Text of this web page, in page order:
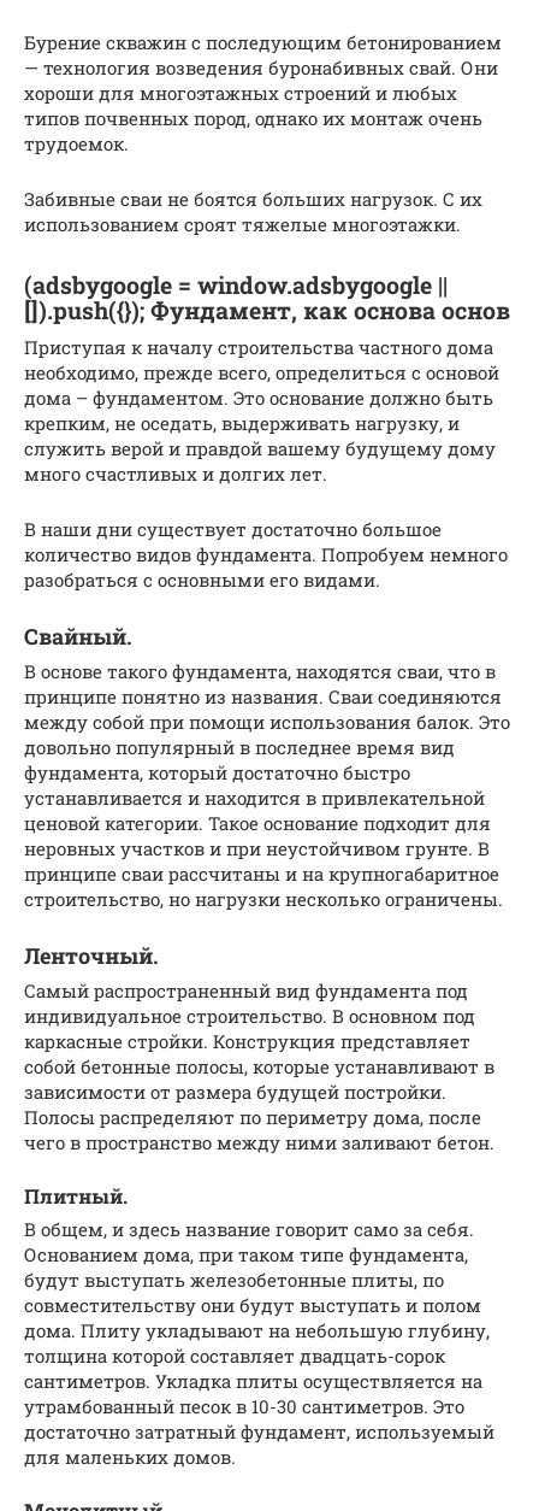
Бурение скважин с последующим бетонированием
— технология возведения буронабивных свай. Они
хороши для многоэтажных строений и любых
типов почвенных пород, однако их монтаж очень
трудоемок.
Забивные сваи не боятся больших нагрузок. С их
использованием сроят тяжелые многоэтажки.
(adsbygoogle = window.adsbygoogle ||
[]).push({}); Фундамент, как основа основ
Приступая к началу строительства частного дома
необходимо, прежде всего, определиться с основой
дома – фундаментом. Это основание должно быть
крепким, не оседать, выдерживать нагрузку, и
служить верой и правдой вашему будущему дому
много счастливых и долгих лет.
В наши дни существует достаточно большое
количество видов фундамента. Попробуем немного
разобраться с основными его видами.
Свайный.
В основе такого фундамента, находятся сваи, что в
принципе понятно из названия. Сваи соединяются
между собой при помощи использования балок. Это
довольно популярный в последнее время вид
фундамента, который достаточно быстро
устанавливается и находится в привлекательной
ценовой категории. Такое основание подходит для
неровных участков и при неустойчивом грунте. В
принципе сваи рассчитаны и на крупногабаритное
строительство, но нагрузки несколько ограничены.
Ленточный.
Самый распространенный вид фундамента под
индивидуальное строительство. В основном под
каркасные стройки. Конструкция представляет
собой бетонные полосы, которые устанавливают в
зависимости от размера будущей постройки.
Полосы распределяют по периметру дома, после
чего в пространство между ними заливают бетон.
Плитный.
В общем, и здесь название говорит само за себя.
Основанием дома, при таком типе фундамента,
будут выступать железобетонные плиты, по
совместительству они будут выступать и полом
дома. Плиту укладывают на небольшую глубину,
толщина которой составляет двадцать-сорок
сантиметров. Укладка плиты осуществляется на
утрамбованный песок в 10-30 сантиметров. Это
достаточно затратный фундамент, используемый
для маленьких домов.